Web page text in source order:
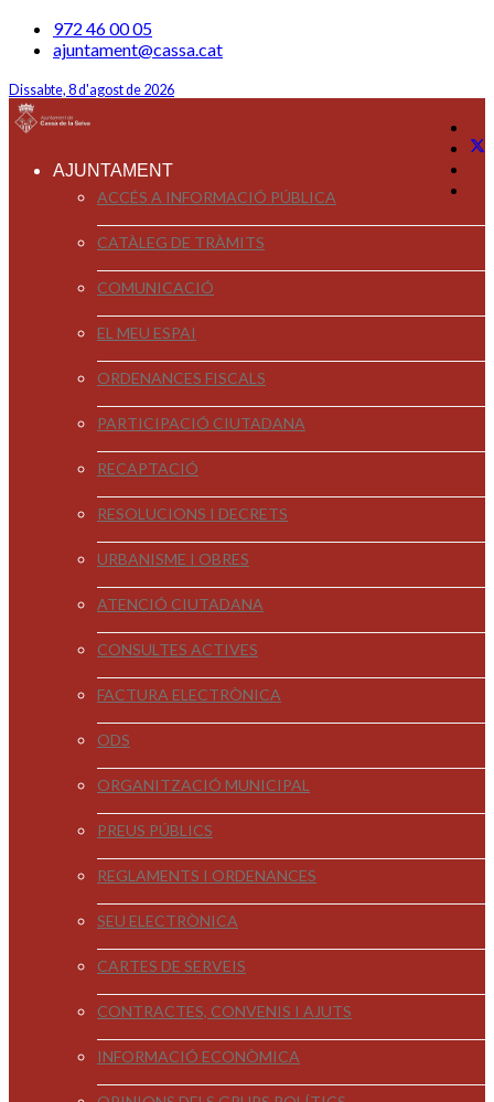
972 46 00 05
ajuntament@cassa.cat
Dissabte, 8 d'agost de 2026
AJUNTAMENT
ACCÉS A INFORMACIÓ PÚBLICA
CATÀLEG DE TRÀMITS
COMUNICACIÓ
EL MEU ESPAI
ORDENANCES FISCALS
PARTICIPACIÓ CIUTADANA
RECAPTACIÓ
RESOLUCIONS I DECRETS
URBANISME I OBRES
ATENCIÓ CIUTADANA
CONSULTES ACTIVES
FACTURA ELECTRÒNICA
ODS
ORGANITZACIÓ MUNICIPAL
PREUS PÚBLICS
REGLAMENTS I ORDENANCES
SEU ELECTRÒNICA
CARTES DE SERVEIS
CONTRACTES, CONVENIS I AJUTS
INFORMACIÓ ECONÒMICA